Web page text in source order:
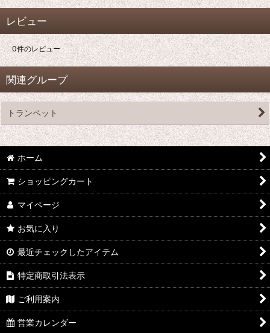
レビュー
0件のレビュー
関連グループ
トランペット
ホーム
ショッピングカート
マイページ
お気に入り
最近チェックしたアイテム
特定商取引法表示
ご利用案内
営業カレンダー